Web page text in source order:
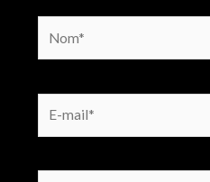
mail*